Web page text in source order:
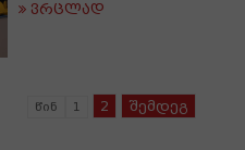
ვრცლად
წინ 1 2 შემდეგ